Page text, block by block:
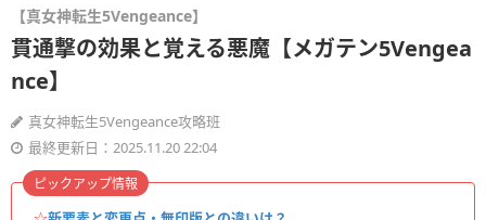
【真女神転生5Vengeance】
貫通撃の効果と覚える悪魔【メガテン5Vengea
nce】
真女神転生5Vengeance攻略班
最終更新日：2025.11.20 22:04
ピックアップ情報